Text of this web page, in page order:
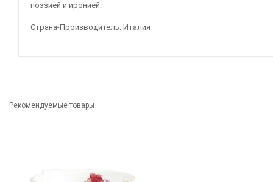
поэзией и иронией.
Страна-Производитель: Италия
Рекомендуемые товары